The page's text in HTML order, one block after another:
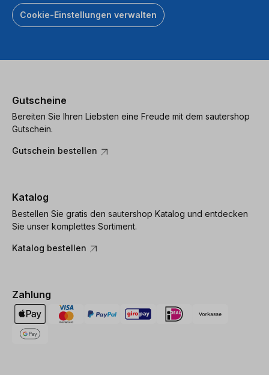
Cookie-Einstellungen verwalten
Gutscheine
Bereiten Sie Ihren Liebsten eine Freude mit dem sautershop
Gutschein.
Gutschein bestellen
Katalog
Bestellen Sie gratis den sautershop Katalog und entdecken
Sie unser komplettes Sortiment.
Katalog bestellen
Zahlung